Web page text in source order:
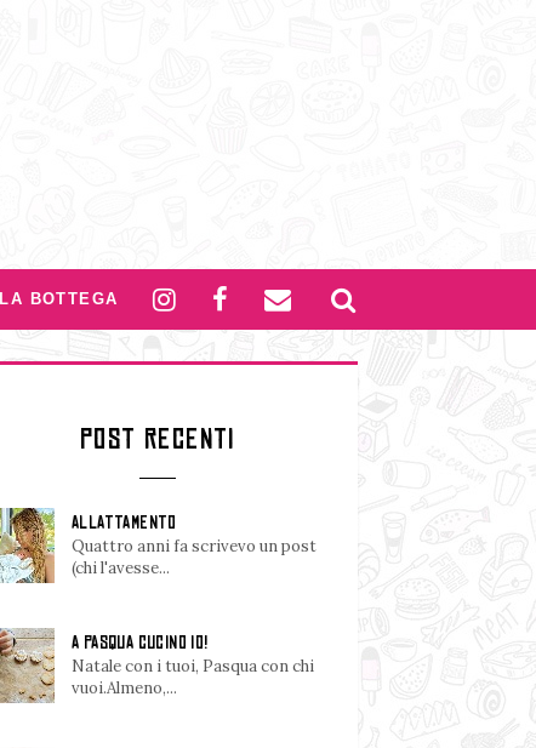
LA BOTTEGA
POST RECENTI
ALLATTAMENTO
Quattro anni fa scrivevo un post
(chi l'avesse...
A PASQUA CUCINO IO!
Natale con i tuoi, Pasqua con chi
vuoi.Almeno,...